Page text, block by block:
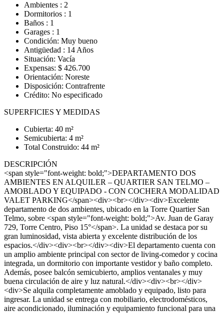
Ambientes : 2
Dormitorios : 1
Baños : 1
Garages : 1
Condición: Muy bueno
Antigüedad : 14 Años
Situación: Vacía
Expensas: $ 426.700
Orientación: Noreste
Disposición: Contrafrente
Crédito: No especificado
SUPERFICIES Y MEDIDAS
Cubierta: 40 m²
Semicubierta: 4 m²
Total Construido: 44 m²
DESCRIPCIÓN
<span style="font-weight: bold;">DEPARTAMENTO DOS
AMBIENTES EN ALQUILER – QUARTIER SAN TELMO –
AMOBLADO Y EQUIPADO - CON COCHERA MODALIDAD
VALET PARKING</span><div><br></div><div>Excelente
departamento de dos ambientes, ubicado en la Torre Quartier San
Telmo, sobre <span style="font-weight: bold;">Av. Juan de Garay
729, Torre Centro, Piso 15°</span>. La unidad se destaca por su
gran luminosidad, vista abierta y excelente distribución de los
espacios.</div><div><br></div><div>El departamento cuenta con
un amplio ambiente principal con sector de living-comedor y cocina
integrada, un dormitorio con importante vestidor y baño completo.
Además, posee balcón semicubierto, amplios ventanales y muy
buena circulación de aire y luz natural.</div><div><br></div>
<div>Se alquila completamente amoblado y equipado, listo para
ingresar. La unidad se entrega con mobiliario, electrodomésticos,
aire acondicionado, iluminación y equipamiento funcional para una